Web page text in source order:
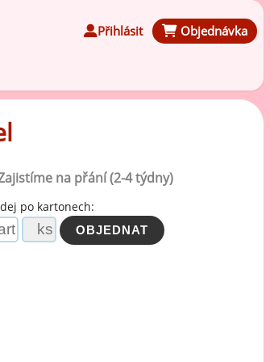
ochucovací pasty
Přihlásit Objednávka
na přání (2-4 týdny)
po kartonech: